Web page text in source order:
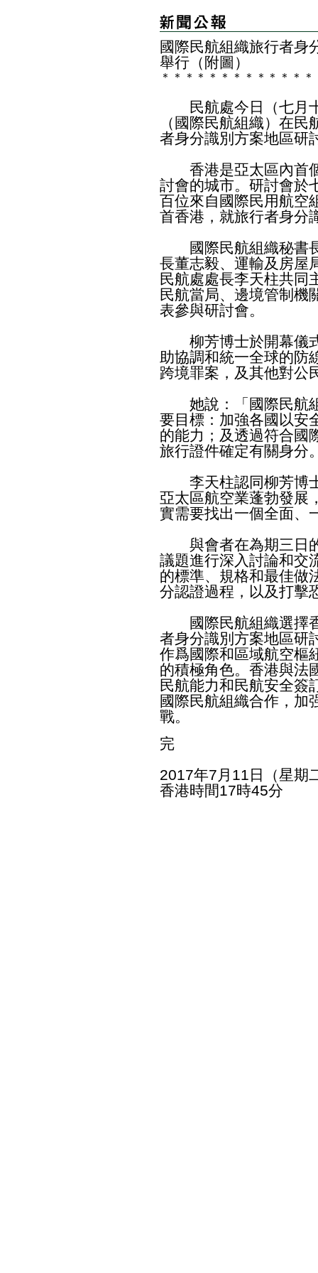
國際民航組織旅行者身
舉行（附圖）
＊ ＊ ＊ ＊ ＊ ＊ ＊ ＊ ＊ ＊ ＊ ＊ ＊
民航處今日（七月十
（國際民航組織）在
者身分識別方案地區研
香港是亞太區內首個
討會的城市。研討會於
百位來自國際民用航空
首香港，就旅行者身分
國際民航組織秘書長
長董志毅、運輸及房屋
民航處處長李天柱共同
民航當局、邊境管制機
表參與研討會。
柳芳博士於開幕儀式
助協調和統一全球的防
跨境罪案，及其他對公
她說：「國際民航組
要目標：加強各國以安
的能力；及透過符合國
旅行證件確定有關身分
李天柱認同柳芳博士
亞太區航空業蓬勃發展
實需要找出一個全面、
與會者在為期三日的
議題進行深入討論和交
的標準、規格和最佳做
分認證過程，以及打擊
國際民航組織選擇香
者身分識別方案地區研
作爲國際和區域航空樞
的積極角色。香港與法
民航能力和民航安全簽
國際民航組織合作，加
戰。
完
2017年7月11日（星期
香港時間17時45分